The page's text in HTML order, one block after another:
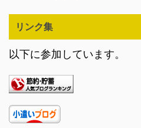
リンク集
以下に参加しています。